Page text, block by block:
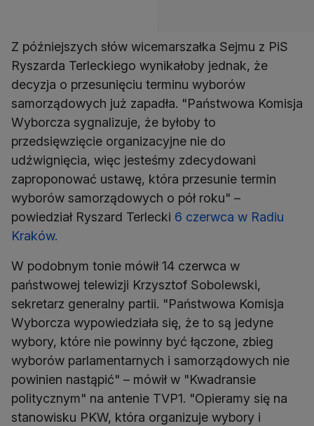
Z późniejszych słów wicemarszałka Sejmu z PiS
Ryszarda Terleckiego wynikałoby jednak, że
decyzja o przesunięciu terminu wyborów
samorządowych już zapadła. "Państwowa Komisja
Wyborcza sygnalizuje, że byłoby to
przedsięwzięcie organizacyjne nie do
udźwignięcia, więc jesteśmy zdecydowani
zaproponować ustawę, która przesunie termin
wyborów samorządowych o pół roku" –
powiedział Ryszard Terlecki 6 czerwca w Radiu
Kraków.
W podobnym tonie mówił 14 czerwca w
państwowej telewizji Krzysztof Sobolewski,
sekretarz generalny partii. "Państwowa Komisja
Wyborcza wypowiedziała się, że to są jedyne
wybory, które nie powinny być łączone, zbieg
wyborów parlamentarnych i samorządowych nie
powinien nastąpić" – mówił w "Kwadransie
politycznym" na antenie TVP1. "Opieramy się na
stanowisku PKW, która organizuje wybory i